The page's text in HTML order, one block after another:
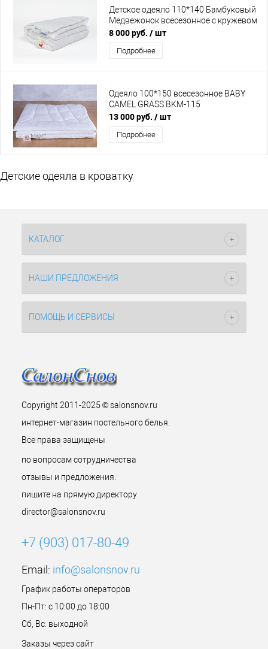
Детское одеяло 110*140 Бамбуковый
Медвежонок всесезонное с кружевом
8 000 руб. / шт
Подробнее
Одеяло 100*150 всесезонное BABY
CAMEL GRASS BKM-115
13 000 руб. / шт
Подробнее
Детские одеяла в кроватку
КАТАЛОГ
НАШИ ПРЕДЛОЖЕНИЯ
ПОМОЩЬ И СЕРВИСЫ
Copyright 2011-2025 © salonsnov.ru
интернет-магазин постельного белья.
Все права защищены
по вопросам сотрудничества
отзывы и предложения.
пишите на прямую директору
director@salonsnov.ru
+7 (903) 017-80-49
Email: info@salonsnov.ru
График работы операторов
Пн-Пт: с 10:00 до 18:00
Сб, Вс: выходной
Заказы через сайт